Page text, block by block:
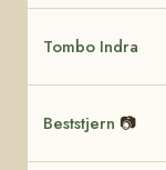
Tombo Indra
Beststjern 📷